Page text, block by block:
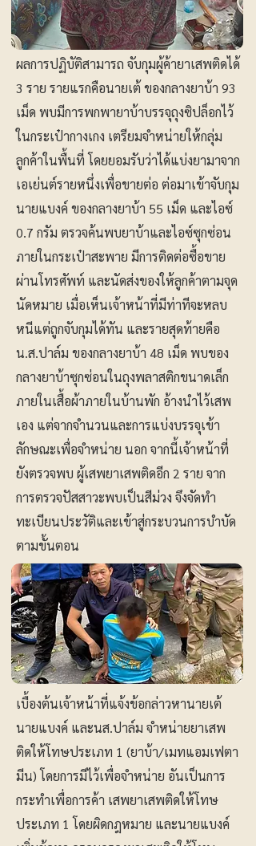
ผลการปฏิบัติสามารถ จับกุมผู้ค้ายาเสพติดได้
3 ราย รายแรกคือนายเต้ ของกลางยาบ้า 93
เม็ด พบมีการพกพายาบ้าบรรจุถุงซิปล็อกไว้
ในกระเป๋ากางเกง เตรียมจำหน่ายให้กลุ่ม
ลูกค้าในพื้นที่ โดยยอมรับว่าได้แบ่งยามาจาก
เอเย่นต์รายหนึ่งเพื่อขายต่อ ต่อมาเข้าจับกุม
นายแบงค์ ของกลางยาบ้า 55 เม็ด และไอซ์
0.7 กรัม ตรวจค้นพบยาบ้าและไอซ์ซุกซ่อน
ภายในกระเป๋าสะพาย มีการติดต่อซื้อขาย
ผ่านโทรศัพท์ และนัดส่งของให้ลูกค้าตามจุด
นัดหมาย เมื่อเห็นเจ้าหน้าที่มีท่าทีจะหลบ
หนีแต่ถูกจับกุมได้ทัน และรายสุดท้ายคือ
น.ส.ปาล์ม ของกลางยาบ้า 48 เม็ด พบของ
กลางยาบ้าซุกซ่อนในถุงพลาสติกขนาดเล็ก
ภายในเสื้อผ้าภายในบ้านพัก อ้างนำไว้เสพ
เอง แต่จากจำนวนและการแบ่งบรรจุเข้า
ลักษณะเพื่อจำหน่าย นอก จากนี้เจ้าหน้าที่
ยังตรวจพบ ผู้เสพยาเสพติดอีก 2 ราย จาก
การตรวจปัสสาวะพบเป็นสีม่วง จึงจัดทำ
ทะเบียนประวัติและเข้าสู่กระบวนการบำบัด
ตามขั้นตอน
เบื้องต้นเจ้าหน้าที่แจ้งข้อกล่าวหานายเต้
นายแบงค์ และนส.ปาล์ม จำหน่ายยาเสพ
ติดให้โทษประเภท 1 (ยาบ้า/เมทแอมเฟตา
มีน) โดยการมีไว้เพื่อจำหน่าย อันเป็นการ
กระทำเพื่อการค้า เสพยาเสพติดให้โทษ
ประเภท 1 โดยผิดกฎหมาย และนายแบงค์